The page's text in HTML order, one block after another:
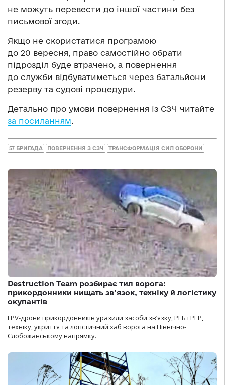
не можуть перевести до іншої частини без
письмової згоди.
Якщо не скористатися програмою
до 20 вересня, право самостійно обрати
підрозділ буде втрачено, а повернення
до служби відбуватиметься через батальйони
резерву та судові процедури.
Детально про умови повернення із СЗЧ читайте
за посиланням.
57 БРИГАДА ПОВЕРНЕННЯ З СЗЧ ТРАНСФОРМАЦІЯ СИЛ ОБОРОНИ
Destruction Team розбирає тил ворога:
прикордонники нищать зв’язок, техніку й логістику
окупантів
FPV-дрони прикордонників уразили засоби зв’язку, РЕБ і РЕР,
техніку, укриття та логістичний хаб ворога на Північно-
Слобожанському напрямку.